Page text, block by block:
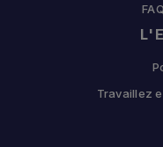
Travaillez